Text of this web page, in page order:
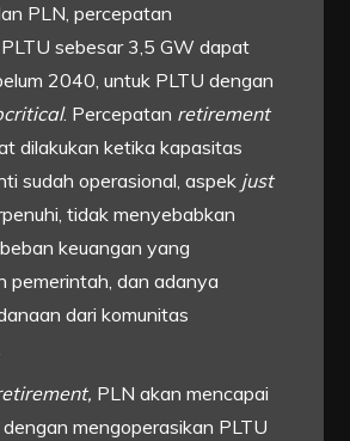
PLN, percepatan
PLTU sebesar 3,5 GW dapat
2040, untuk PLTU dengan
. Percepatan retirement
dilakukan ketika kapasitas
sudah operasional, aspek just
tidak menyebabkan
keuangan yang
pemerintah, dan adanya
dari komunitas
PLN akan mencapai
mengoperasikan PLTU